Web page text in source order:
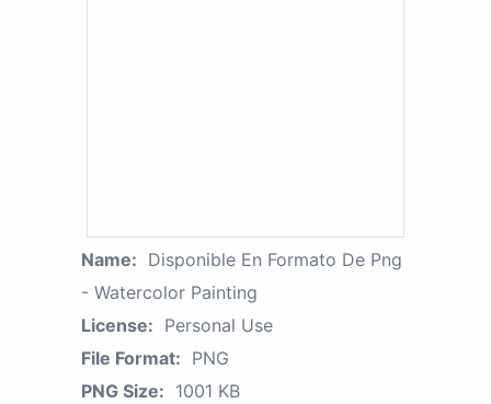
Name: Disponible En Formato De Png
- Watercolor Painting
License: Personal Use
File Format: PNG
PNG Size: 1001 KB